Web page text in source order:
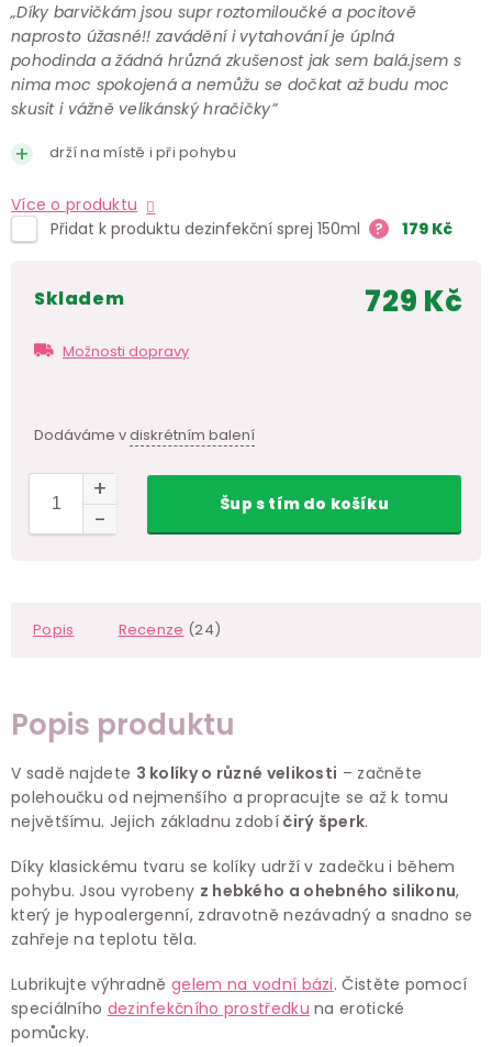
„Díky barvičkám jsou supr roztomiloučké a pocitově
naprosto úžasné!! zavádění i vytahování je úplná
pohodinda a žádná hrůzná zkušenost jak sem balá.jsem s
nima moc spokojená a nemůžu se dočkat až budu moc
skusit i vážně velikánský hračičky”
drží na místě i při pohybu
Více o produktu
Přidat k produktu dezinfekční sprej 150ml
? 179 Kč
skladem
Možnosti dopravy
Dodáváme vdiskrétním balení
729 Kč
Šups tímdo košíku
Popis Recenze (24)
Popis produktu
V sadě najdete 3 kolíky o různé velikosti – začněte
polehoučku od nejmenšího a propracujte se až k tomu
největšímu. Jejich základnu zdobíčirý šperk.
Díky klasickému tvaru se kolíky udrží v zadečku i během
pohybu. Jsou vyrobeny z hebkého a ohebného silikonu,
který je hypoalergenní, zdravotně nezávadný a snadno se
zahřeje na teplotu těla.
Lubrikujte výhradněgelem na vodní bázi. Čistěte pomocí
speciálního dezinfekčního prostředku na erotické
pomůcky.